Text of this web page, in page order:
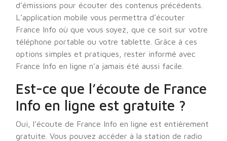
d’émissions pour écouter des contenus précédents.
L’application mobile vous permettra d’écouter
France Info où que vous soyez, que ce soit sur votre
téléphone portable ou votre tablette. Grâce à ces
options simples et pratiques, rester informé avec
France Info en ligne n’a jamais été aussi facile.
Est-ce que l’écoute de France
Info en ligne est gratuite ?
Oui, l’écoute de France Info en ligne est entièrement
gratuite. Vous pouvez accéder à la station de radio